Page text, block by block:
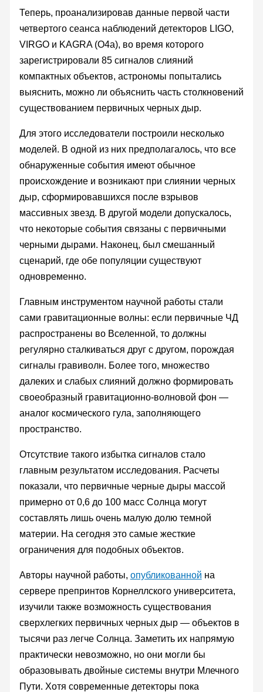
Теперь, проанализировав данные первой части
четвертого сеанса наблюдений детекторов LIGO,
VIRGO и KAGRA (O4a), во время которого
зарегистрировали 85 сигналов слияний
компактных объектов, астрономы попытались
выяснить, можно ли объяснить часть столкновений
существованием первичных черных дыр.
Для этого исследователи построили несколько
моделей. В одной из них предполагалось, что все
обнаруженные события имеют обычное
происхождение и возникают при слиянии черных
дыр, сформировавшихся после взрывов
массивных звезд. В другой модели допускалось,
что некоторые события связаны с первичными
черными дырами. Наконец, был смешанный
сценарий, где обе популяции существуют
одновременно.
Главным инструментом научной работы стали
сами гравитационные волны: если первичные ЧД
распространены во Вселенной, то должны
регулярно сталкиваться друг с другом, порождая
сигналы гравиволн. Более того, множество
далеких и слабых слияний должно формировать
своеобразный гравитационно-волновой фон —
аналог космического гула, заполняющего
пространство.
Отсутствие такого избытка сигналов стало
главным результатом исследования. Расчеты
показали, что первичные черные дыры массой
примерно от 0,6 до 100 масс Солнца могут
составлять лишь очень малую долю темной
материи. На сегодня это самые жесткие
ограничения для подобных объектов.
Авторы научной работы, опубликованной на
сервере препринтов Корнеллского университета,
изучили также возможность существования
сверхлегких первичных черных дыр — объектов в
тысячи раз легче Солнца. Заметить их напрямую
практически невозможно, но они могли бы
образовывать двойные системы внутри Млечного
Пути. Хотя современные детекторы пока